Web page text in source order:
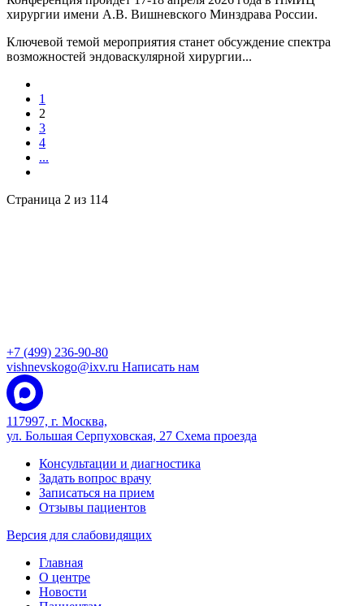
хирургии имени А.В. Вишневского Минздрава России.
Ключевой темой мероприятия станет обсуждение спектра
возможностей эндоваскулярной хирургии...
1
2
3
4
...
Страница 2 из 114
+7 (499) 236-90-80
vishnevskogo@ixv.ru Написать нам
117997, г. Москва,
ул. Большая Серпуховская, 27 Схема проезда
Консультации и диагностика
Задать вопрос врачу
Записаться на прием
Отзывы пациентов
Версия для слабовидящих
Главная
О центре
Новости